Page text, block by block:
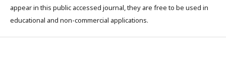
appear in this public accessed journal, they are free to be used in
educational and non-commercial applications.